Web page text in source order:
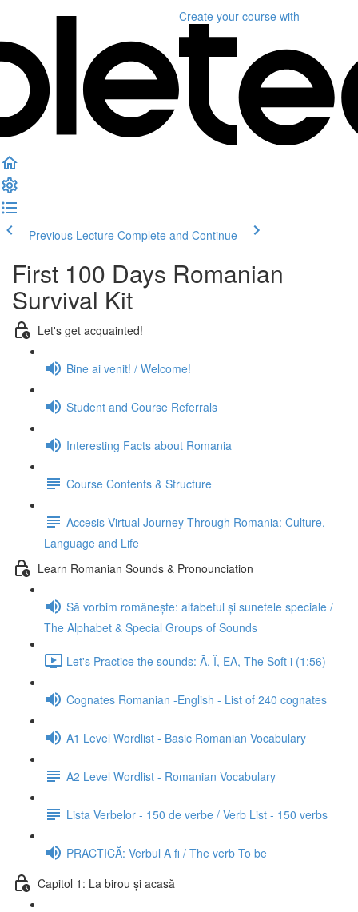
Create your course with
Previous Lecture Complete and Continue
First 100 Days Romanian
Survival Kit
Let's get acquainted!
Bine ai venit! / Welcome!
Student and Course Referrals
Interesting Facts about Romania
Course Contents & Structure
Accesis Virtual Journey Through Romania: Culture,
Language and Life
Learn Romanian Sounds & Pronounciation
Să vorbim românește: alfabetul și sunetele speciale /
The Alphabet & Special Groups of Sounds
Let's Practice the sounds: Ă, Î, EA, The Soft i (1:56)
Cognates Romanian -English - List of 240 cognates
A1 Level Wordlist - Basic Romanian Vocabulary
A2 Level Wordlist - Romanian Vocabulary
Lista Verbelor - 150 de verbe / Verb List - 150 verbs
PRACTICĂ: Verbul A fi / The verb To be
Capitol 1: La birou și acasă